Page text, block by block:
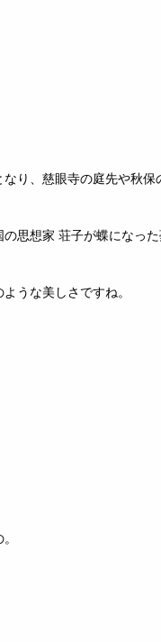
り、慈眼寺の庭先や秋保
思想家 荘子が蝶になっ
うな美しさですね。